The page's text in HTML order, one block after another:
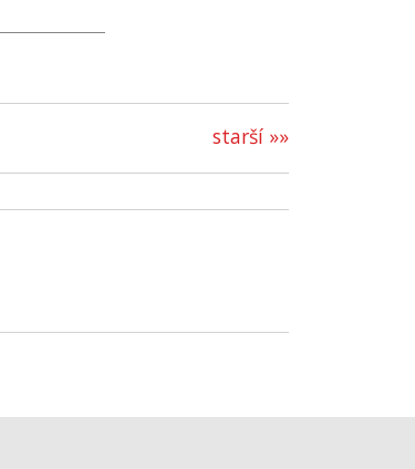
starší »»